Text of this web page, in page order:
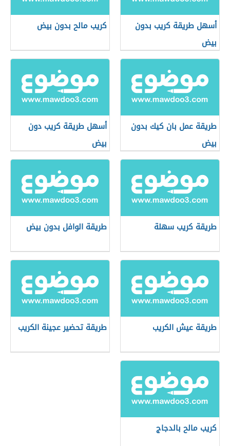
أسهل طريقة كريب بدون
بيض
كريب مالح بدون بيض
طريقة عمل بان كيك بدون
بيض
أسهل طريقة كريب دون
بيض
طريقة كريب سهلة طريقة الوافل بدون بيض
طريقة عيش الكريب طريقة تحضير عجينة الكريب
كريب مالح بالدجاج